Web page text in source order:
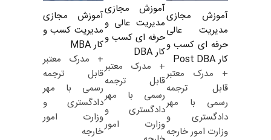
آموزش مجازی
مدیریت عالی
حرفه ای کسب و
کار Post DBA
+ مدرک معتبر
قابل ترجمه
رسمی با مهر
دادگستری و
وزارت امور خارجه
آموزش مجازی
مدیریت عالی و
حرفه ای کسب و
کار DBA
+ مدرک معتبر
قابل ترجمه
رسمی با مهر
دادگستری و
وزارت امور
آموزش مجازی
مدیریت کسب و
کار MBA
+ مدرک معتبر
قابل ترجمه
رسمی با مهر
دادگستری و
وزارت امور
خارجه